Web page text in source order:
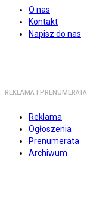
O nas
Kontakt
Napisz do nas
REKLAMA I PRENUMERATA
Reklama
Ogłoszenia
Prenumerata
Archiwum